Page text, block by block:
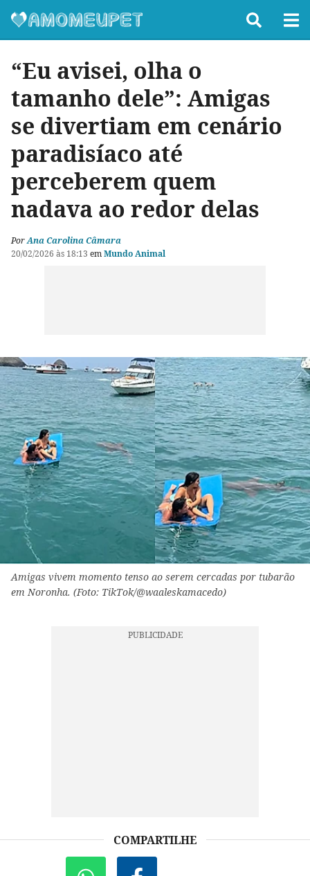
“Eu avisei, olha o
tamanho dele”: Amigas
se divertiam em cenário
paradisíaco até
perceberem quem
nadava ao redor delas
PorAna Carolina Câmara
20/02/2026 às 18:13 emMundo Animal
Amigas vivem momento tenso ao serem cercadas por tubarão
em Noronha. (Foto: TikTok/@waaleskamacedo)
COMPARTILHE